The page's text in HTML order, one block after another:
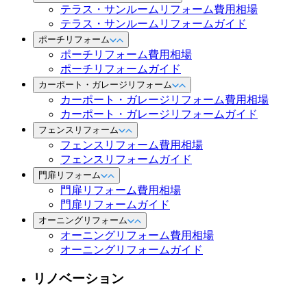
テラス・サンルームリフォーム費用相場
テラス・サンルームリフォームガイド
ポーチリフォーム
ポーチリフォーム費用相場
ポーチリフォームガイド
カーポート・ガレージリフォーム
カーポート・ガレージリフォーム費用相場
カーポート・ガレージリフォームガイド
フェンスリフォーム
フェンスリフォーム費用相場
フェンスリフォームガイド
門扉リフォーム
門扉リフォーム費用相場
門扉リフォームガイド
オーニングリフォーム
オーニングリフォーム費用相場
オーニングリフォームガイド
リノベーション